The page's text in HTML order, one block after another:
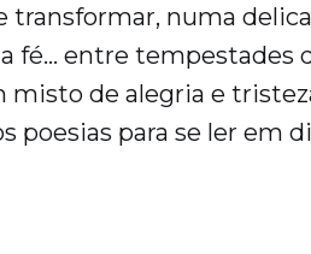
transformar, numa
a fé… entre tempestades
misto de alegria e
poesias para se ler em